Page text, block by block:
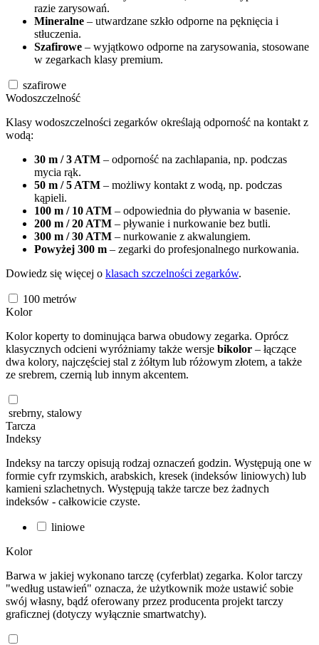
razie zarysowań.
Mineralne – utwardzane szkło odporne na pęknięcia i
stłuczenia.
Szafirowe – wyjątkowo odporne na zarysowania, stosowane
w zegarkach klasy premium.
szafirowe
Wodoszczelność
Klasy wodoszczelności zegarków określają odporność na kontakt z
wodą:
30 m / 3 ATM – odporność na zachlapania, np. podczas
mycia rąk.
50 m / 5 ATM – możliwy kontakt z wodą, np. podczas
kąpieli.
100 m / 10 ATM – odpowiednia do pływania w basenie.
200 m / 20 ATM – pływanie i nurkowanie bez butli.
300 m / 30 ATM – nurkowanie z akwalungiem.
Powyżej 300 m – zegarki do profesjonalnego nurkowania.
Dowiedz się więcej o klasach szczelności zegarków.
100 metrów
Kolor
Kolor koperty to dominująca barwa obudowy zegarka. Oprócz
klasycznych odcieni wyróżniamy także wersje bikolor – łączące
dwa kolory, najczęściej stal z żółtym lub różowym złotem, a także
ze srebrem, czernią lub innym akcentem.
srebrny, stalowy
Tarcza
Indeksy
Indeksy na tarczy opisują rodzaj oznaczeń godzin. Występują one w
formie cyfr rzymskich, arabskich, kresek (indeksów liniowych) lub
kamieni szlachetnych. Występują także tarcze bez żadnych
indeksów - całkowicie czyste.
liniowe
Kolor
Barwa w jakiej wykonano tarczę (cyferblat) zegarka. Kolor tarczy
"według ustawień" oznacza, że użytkownik może ustawić sobie
swój własny, bądź oferowany przez producenta projekt tarczy
graficznej (dotyczy wyłącznie smartwatchy).